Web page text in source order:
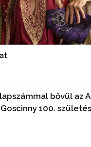
bővül az
100.